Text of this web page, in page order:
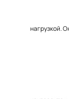
нагрузкой.